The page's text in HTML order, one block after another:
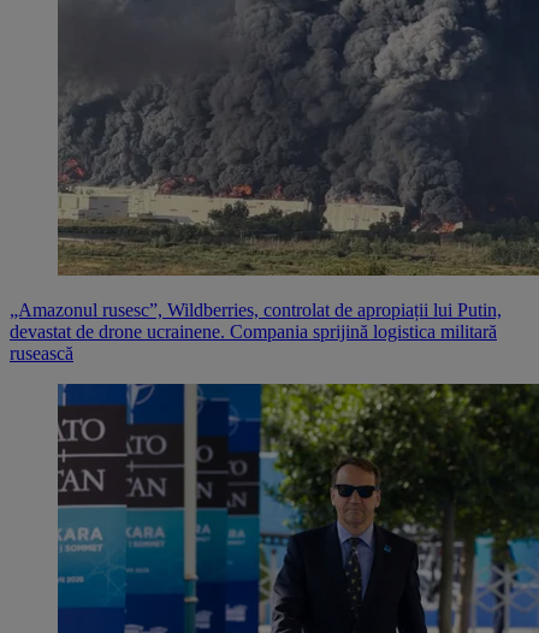
„Amazonul rusesc”, Wildberries, controlat de apropiații lui Putin,
devastat de drone ucrainene. Compania sprijină logistica militară
rusească